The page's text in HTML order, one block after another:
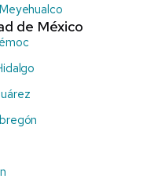
de México